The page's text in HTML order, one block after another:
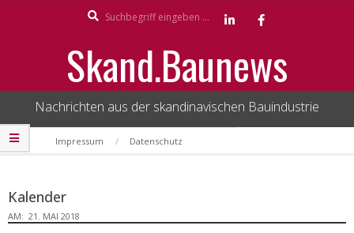
Skand.Baunews
Nachrichten aus der skandinavischen Bauindustrie
Secondary
Navigation
Impressum Datenschutz
Kalender
AM: 21. MAI 2018